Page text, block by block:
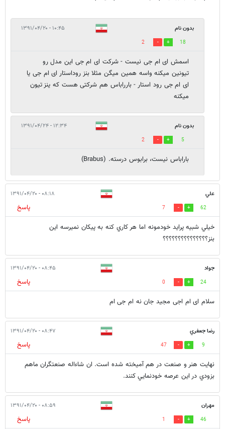
بدون نام ۱۰:۴۵ - ۱۳۹۱/۰۴/۲۰
18
2
اسمش ای ام جی نیست - شرکت ای ام جی این مدل رو
تیونین میکنه واسه همین میگن مثلا بنز روداستار ای ام جی یا
ای ام جی رود استار - بارراباس هم شرکتی هست که ینز تیون
میکنه
بدون نام ۱۲:۳۴ - ۱۳۹۱/۰۴/۲۴
5
2
باراباس نیست، برابوس درسته. (Brabus)
علي ۰۸:۱۸ - ۱۳۹۱/۰۴/۲۰
62
7
پاسخ
خيلي شبيه پرايد خودمونه اما هر كاري كنه به پيكان نميرسه اين
بنز؟؟؟؟؟؟؟؟؟؟؟؟؟؟؟
جواد ۰۸:۴۵ - ۱۳۹۱/۰۴/۲۰
24
0
پاسخ
سلام ای ام اجی مجید جان نه ام جی ام
رضا جعفري ۰۸:۴۷ - ۱۳۹۱/۰۴/۲۰
9
47
پاسخ
نهايت هنر و صنعت در هم آميخته شده است. ان شاءاله صنعتگران ماهم
بزودي در اين عرصه خودنمايي كنند.
مهران ۰۸:۵۹ - ۱۳۹۱/۰۴/۲۰
46
1
پاسخ